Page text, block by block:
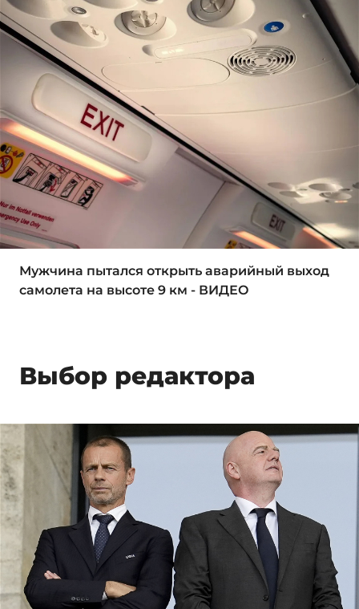
Мужчина пытался открыть аварийный выход
самолета на высоте 9 км - ВИДЕО
Выбор редактора